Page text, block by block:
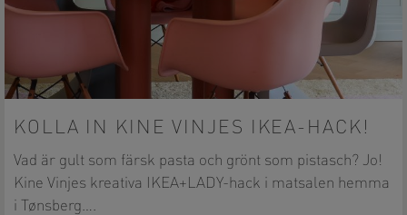
KOLLA IN KINE VINJES IKEA-HACK!
Vad är gult som färsk pasta och grönt som pistasch? Jo!
Kine Vinjes kreativa IKEA+LADY-hack i matsalen hemma
i Tønsberg….